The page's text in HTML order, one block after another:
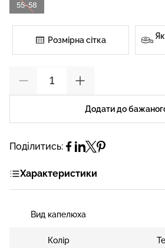
55-58
Розмірна сітка
Додати до
Поділитись:
Характеристики
Вид капелюха
Колір